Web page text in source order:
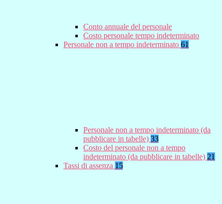
Conto annuale del personale
Costo personale tempo indeterminato
Personale non a tempo indeterminato 61
Personale non a tempo indeterminato (da
pubblicare in tabelle) 33
Costo del personale non a tempo
indeterminato (da pubblicare in tabelle) 21
Tassi di assenza 15